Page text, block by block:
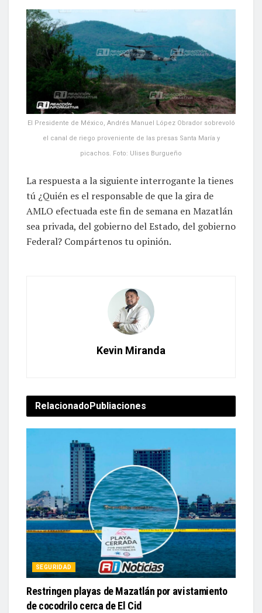
El Presidente de México, Andrés Manuel López Obrador sobrevoló
el canal de riego proveniente de las presas Santa María y
picachos. Foto: Ulises Burgueño
La respuesta a la siguiente interrogante la tienes
tú ¿Quién es el responsable de que la gira de
AMLO efectuada este fin de semana en Mazatlán
sea privada, del gobierno del Estado, del gobierno
Federal? Compártenos tu opinión.
Kevin Miranda
Relacionado Publiaciones
SEGURIDAD
Restringen playas de Mazatlán por avistamiento
de cocodrilo cerca de El Cid